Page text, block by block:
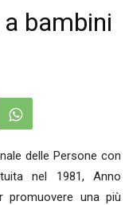
bambini
delle Persone con
nel 1981, Anno
promuovere una più